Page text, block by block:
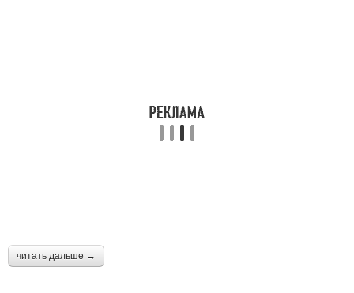
читать дальше →